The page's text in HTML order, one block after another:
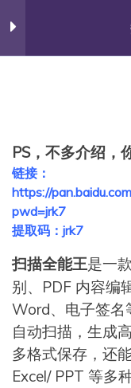
to
佐雍
Share with
课件PPT
作业要求
小贴士：如何让截
练习题
PS软件
第2章 规律特
线】
PS，不多介绍，
链接：
https://
pwd=jrk7
提取码：jrk7
扫描全能王是一
别、PDF 内容编
Word、电子签名
自动扫描，生成
多格式保存，还
Excel/ PPT 等多
Proudly powered